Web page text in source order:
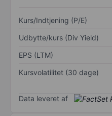
Kurs/Indtjening (P/E)
Udbytte/kurs (Div Yield)
EPS (LTM)
Kursvolatilitet (30 dage)
Data leveret af